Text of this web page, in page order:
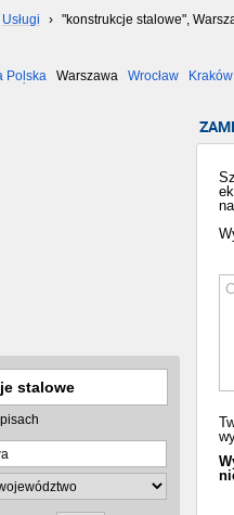
Usługi › "konstrukcje stalowe",
Polska Warszawa Wrocław Kraków